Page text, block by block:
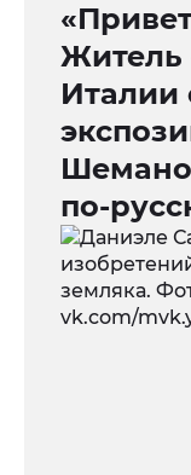
Житель
Италии
по-